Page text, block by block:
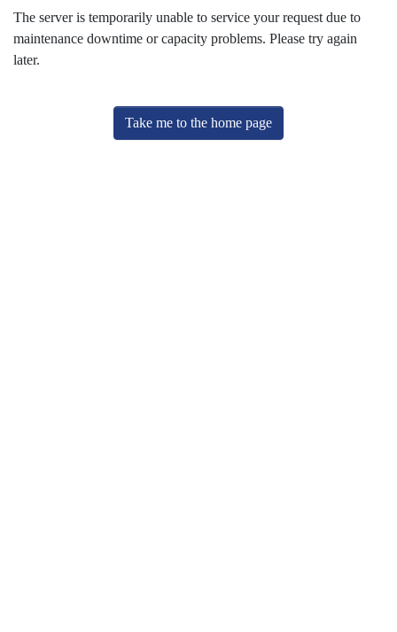
The server is temporarily unable to service your request due to
maintenance downtime or capacity problems. Please try again
later.
Take me to the home page